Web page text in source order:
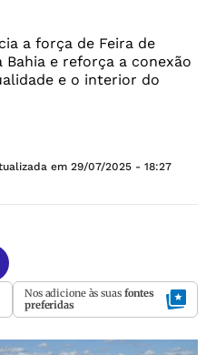
a força de Feira de
Bahia e reforça a conexão
e o interior do
em 29/07/2025 - 18:27
Nos adicione às suas fontes
preferidas